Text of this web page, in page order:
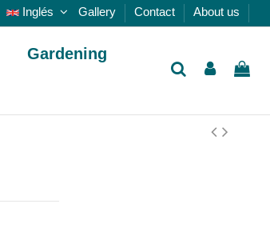
Inglés Gallery Contact About us
Gardening